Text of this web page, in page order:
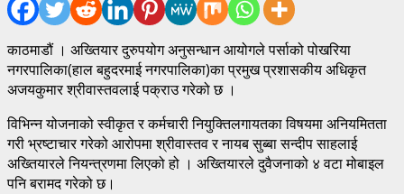
काठमाडौं । अख्तियार दुरुपयोग अनुसन्धान आयोगले पर्साको पोखरिया
नगरपालिका(हाल बहुदरमाई नगरपालिका)का प्रमुख प्रशासकीय अधिकृत
अजयकुमार श्रीवास्तवलाई पक्राउ गरेको छ ।
विभिन्न योजनाको स्वीकृत र कर्मचारी नियुक्तिलगायतका विषयमा अनियमितता
गरी भ्रष्टाचार गरेको आरोपमा श्रीवास्तव र नायब सुब्बा सन्दीप साहलाई
अख्तियारले नियन्त्रणमा लिएको हो । अख्तियारले दुवैजनाको ४ वटा मोबाइल
पनि बरामद गरेको छ।